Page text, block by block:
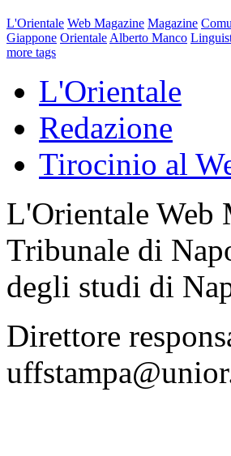
L'Orientale Web Magazine Magazine
Giappone Orientale Alberto Manco
more tags
L'Orientale
Redazione
Tirocinio al
L'Orientale Web
Tribunale di
degli studi di
Direttore